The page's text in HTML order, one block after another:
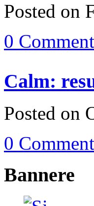
Posted on
0 Comment
Calm:
Posted on
0 Comment
Bannere